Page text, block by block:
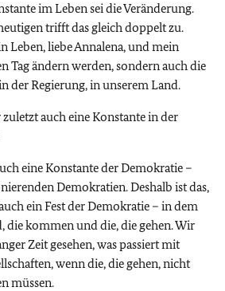
im Leben sei die Veränderung.
trifft das gleich doppelt zu.
Leben, liebe Annalena, und mein
Tag ändern werden, sondern auch die
der Regierung, in unserem Land.
auch eine Konstante in der
eine Konstante der Demokratie –
Demokratien. Deshalb ist das,
ein Fest der Demokratie – in dem
die kommen und die, die gehen. Wir
Zeit gesehen, was passiert mit
wenn die, die gehen, nicht
müssen.